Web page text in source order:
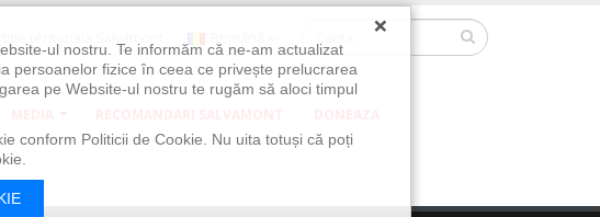
×
ul nostru. Te informăm că ne-am actualizat
persoanelor fizice în ceea ce privește prelucrarea
pe Website-ul nostru te rugăm să aloci timpul
conform Politicii de Cookie. Nu uita totuși că poți